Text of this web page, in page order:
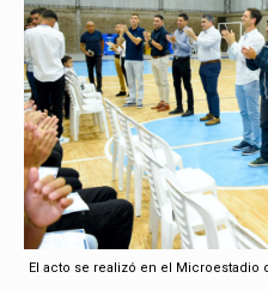
El acto se realizó en el